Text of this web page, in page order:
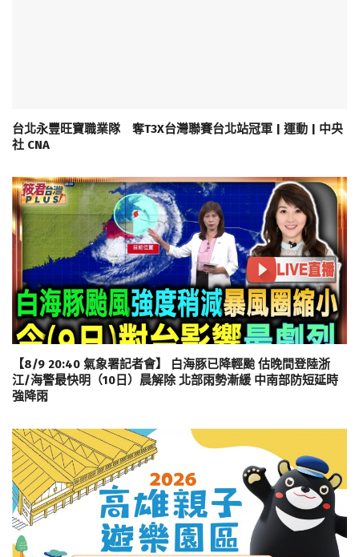
台北永豐旺寶職業隊 奪T3X台灣聯賽台北站冠軍 | 運動 | 中央
社 CNA
【8/9 20:40 氣象署記者會】 白海豚已降輕颱 估晚間登陸浙
江/海警最快明（10日）晨解除 北部雨勢漸緩 中南部防短延時
強降雨